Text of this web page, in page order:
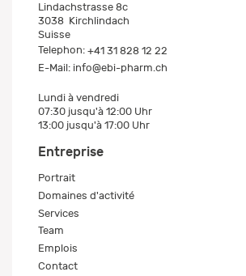
Lindachstrasse 8c
3038 Kirchlindach
Suisse
Telephon: +41 31 828 12 22
E-Mail: info@ebi-pharm.ch
Lundi à vendredi
07:30 jusqu'à 12:00 Uhr
13:00 jusqu'à 17:00 Uhr
Entreprise
Portrait
Domaines d'activité
Services
Team
Emplois
Contact